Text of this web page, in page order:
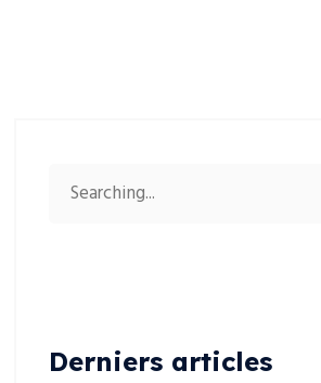
Derniers articles